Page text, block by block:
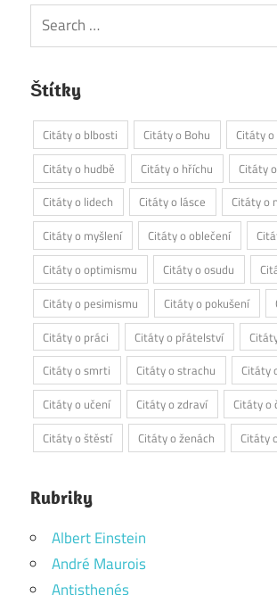
Štítky
Citáty o blbosti Citáty o Bohu
Citáty
Citáty o hudbě
Citáty o hříchu
Citáty
Citáty o lidech
Citáty o lásce
Citáty o
Citáty o myšlení
Citáty o oblečení
Citáty o optimismu
Citáty o osudu
Citáty o pesimismu
Citáty o pokušení
Citáty o práci
Citáty o přátelství
Citáty o smrti
Citáty o strachu
Citáty
Citáty o učení
Citáty o zdraví
Citáty o
Citáty o štěstí
Citáty o ženách Citáty
Rubriky
Albert Einstein
André Maurois
Antisthenés